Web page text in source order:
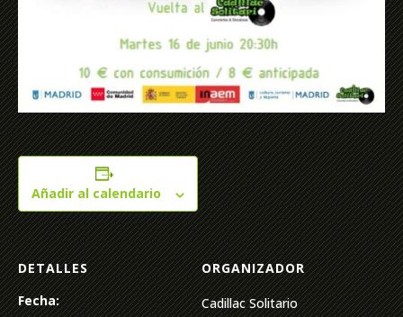
Añadir al calendario
DETALLES
Fecha:
ORGANIZADOR
Cadillac Solitario